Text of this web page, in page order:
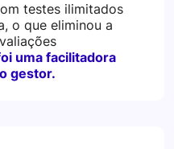
testes ilimitados
o que eliminou a
uma facilitadora
gestor.